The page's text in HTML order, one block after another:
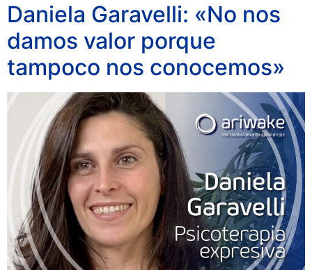
Daniela Garavelli: «No nos
damos valor porque
tampoco nos conocemos»